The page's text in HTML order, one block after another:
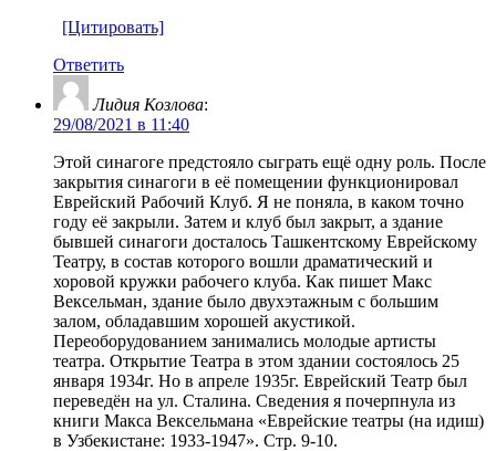
[Цитировать]
Ответить
Лидия Козлова:
29/08/2021 в 11:40
Этой синагоге предстояло сыграть ещё одну роль. После
закрытия синагоги в её помещении функционировал
Еврейский Рабочий Клуб. Я не поняла, в каком точно
году её закрыли. Затем и клуб был закрыт, а здание
бывшей синагоги досталось Ташкентскому Еврейскому
Театру, в состав которого вошли драматический и
хоровой кружки рабочего клуба. Как пишет Макс
Вексельман, здание было двухэтажным с большим
залом, обладавшим хорошей акустикой.
Переоборудованием занимались молодые артисты
театра. Открытие Театра в этом здании состоялось 25
января 1934г. Но в апреле 1935г. Еврейский Театр был
переведён на ул. Сталина. Сведения я почерпнула из
книги Макса Вексельмана «Еврейские театры (на идиш)
в Узбекистане: 1933-1947». Стр. 9-10.